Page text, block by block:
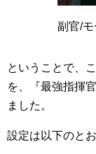
副官/
ということで、
を、『最強指揮
ました。
設定は以下のとお